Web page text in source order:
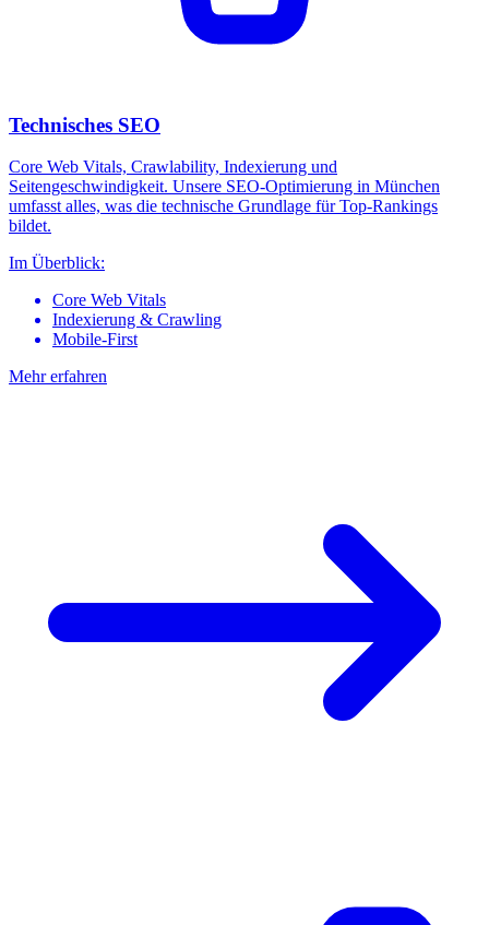
Technisches SEO
Core Web Vitals, Crawlability, Indexierung und
Seitengeschwindigkeit. Unsere SEO-Optimierung in München
umfasst alles, was die technische Grundlage für Top-Rankings
bildet.
Im Überblick:
Core Web Vitals
Indexierung & Crawling
Mobile-First
Mehr erfahren